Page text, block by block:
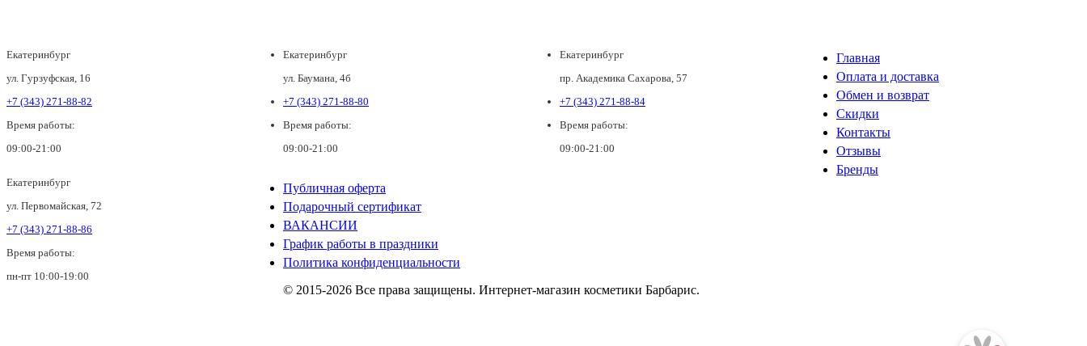
Екатеринбург
ул. Гурзуфская, 16
+7 (343) 271-88-82
Время работы:
09:00-21:00
Екатеринбург
ул. Баумана, 4б
+7 (343) 271-88-80
Время работы:
09:00-21:00
Екатеринбург
пр. Академика Сахарова, 57
+7 (343) 271-88-84
Время работы:
09:00-21:00
Екатеринбург
ул. Первомайская, 72
+7 (343) 271-88-86
Время работы:
пн-пт 10:00-19:00
Главная
Оплата и доставка
Обмен и возврат
Скидки
Контакты
Отзывы
Бренды
Публичная оферта
Подарочный сертификат
ВАКАНСИИ
График работы в праздники
Политика конфиденциальности
© 2015-2026 Все права защищены. Интернет-магазин косметики Барбарис.